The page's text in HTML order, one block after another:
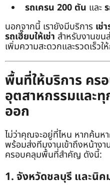
รถเครน 200 ตัน และ
นอกจากนี้ เรายังมีบริการ เช่
รถเฮี๊ยบให้เช่า สำหรับงานข
เพิ่มความสะดวกและรวดเร็ว
พื้นที่ให้บริการ คร
อุตสาหกรรมและ
ออก
ไม่ว่าคุณจะอยู่ที่ไหน หากค้นหา
พร้อมส่งทีมงานเข้าถึงหน้าง
ครอบคลุมพื้นที่สำคัญ ดังนี้:
1. จังหวัดชลบุรี และนิ